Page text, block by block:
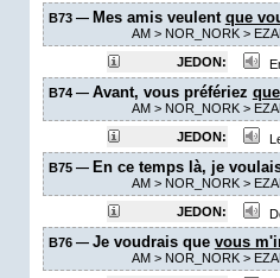
B73 — Mes amis veulent que
AM> NOR_NORK >
JEDON:
B74 — Avant, vous préfériez
AM> NOR_NORK >
JEDON:
B75 — En ce temps là, je
AM> NOR_NORK >
JEDON:
B76 — Je voudrais que vous
AM> NOR_NORK >